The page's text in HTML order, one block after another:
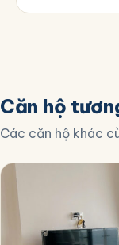
Căn hộ
Các căn hộ khác